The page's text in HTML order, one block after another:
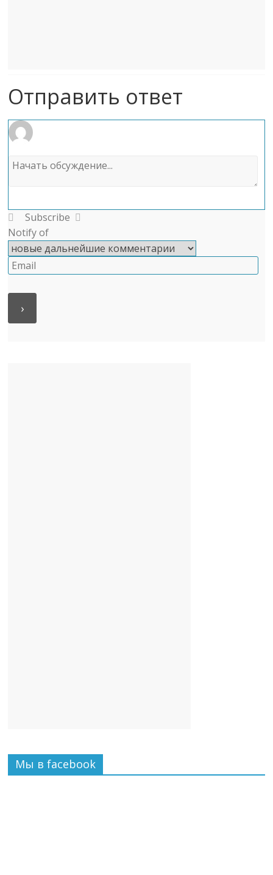
Отправить ответ
Subscribe
Notify of
Мы в facebook